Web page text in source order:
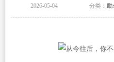
2026-05-04 分类： 励